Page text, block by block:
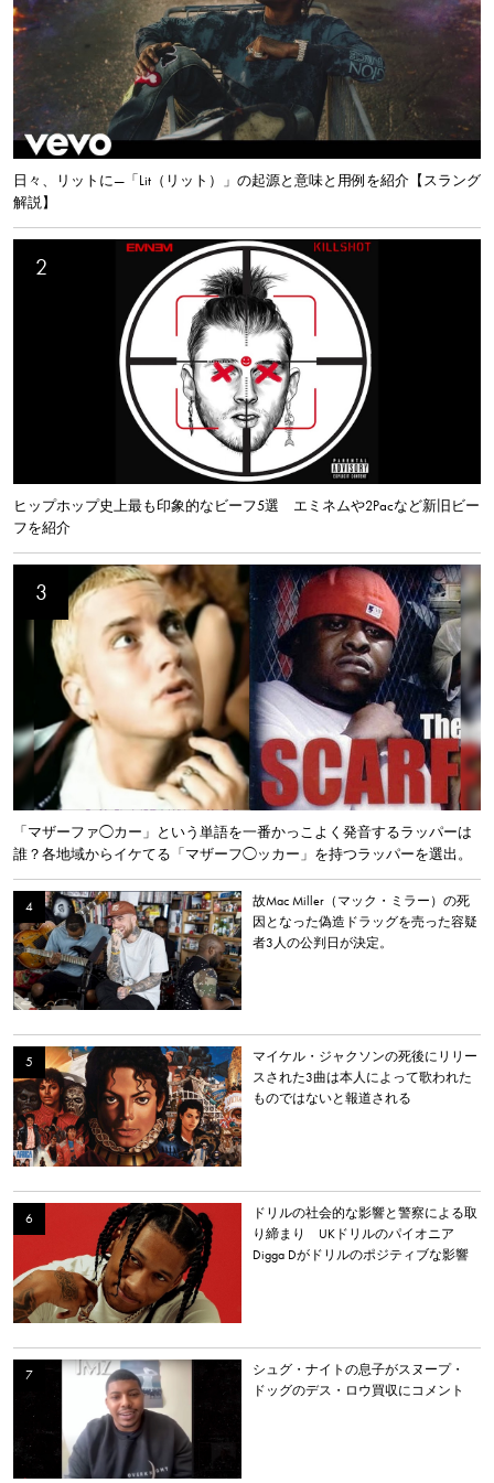
日々、リットに—「Lit（リット）」の起源と意味と用例を紹介【スラング
解説】
ヒップホップ史上最も印象的なビーフ5選 エミネムや2Pacなど新旧ビー
フを紹介
「マザーファ◯カー」という単語を一番かっこよく発音するラッパーは
誰？各地域からイケてる「マザーフ◯ッカー」を持つラッパーを選出。
故Mac Miller（マック・ミラー）の死
因となった偽造ドラッグを売った容疑
者3人の公判日が決定。
マイケル・ジャクソンの死後にリリー
スされた3曲は本人によって歌われた
ものではないと報道される
ドリルの社会的な影響と警察による取
り締まり UKドリルのパイオニア
Digga Dがドリルのポジティブな影響
シュグ・ナイトの息子がスヌープ・
ドッグのデス・ロウ買収にコメント